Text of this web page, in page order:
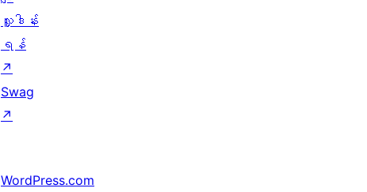
လှူဒါန်း
ရန်
↗
Swag
↗
WordPress.com